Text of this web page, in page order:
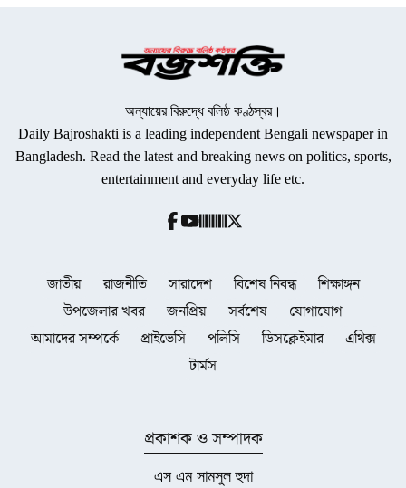
অন্যায়ের বিরুদ্ধে বলিষ্ঠ কণ্ঠস্বর।
Daily Bajroshakti is a leading independent Bengali newspaper in
Bangladesh. Read the latest and breaking news on politics, sports,
entertainment and everyday life etc.
জাতীয় রাজনীতি সারাদেশ বিশেষ নিবন্ধ
শিক্ষাঙ্গন
উপজেলার খবর
জনপ্রিয় সর্বশেষ
যোগাযোগ
আমাদের সম্পর্কে
প্রাইভেসি পলিসি ডিসক্লেইমার
এথিক্স
টার্মস
প্রকাশক ও সম্পাদক
এস এম সামসুল হুদা